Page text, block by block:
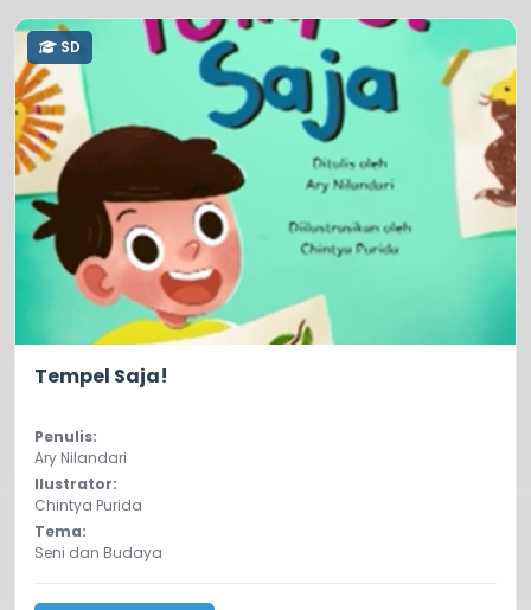
SD
Tempel Saja!
Penulis:
Ary Nilandari
Ilustrator:
Chintya Purida
Tema:
Seni dan Budaya